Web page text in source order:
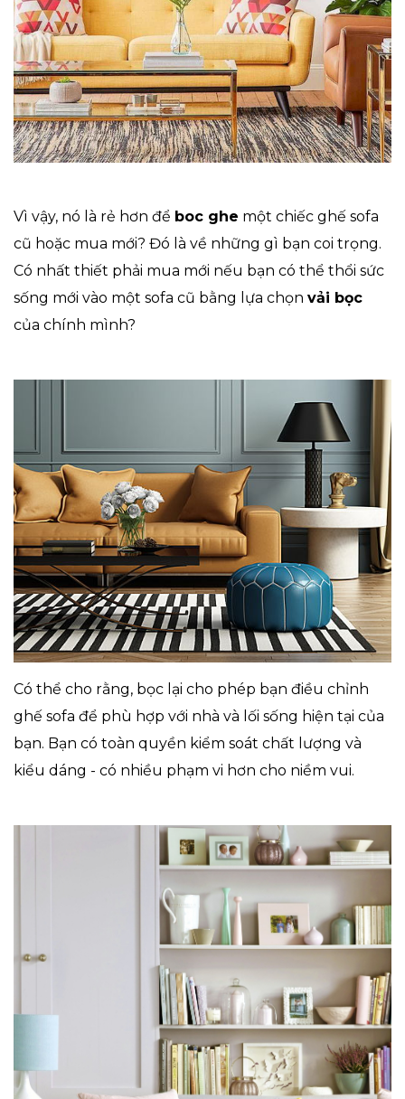
Vì vậy, nó là rẻ hơn để boc ghe một chiếc ghế sofa
cũ hoặc mua mới? Đó là về những gì bạn coi trọng.
Có nhất thiết phải mua mới nếu bạn có thể thổi sức
sống mới vào một sofa cũ bằng lựa chọn vải bọc
của chính mình?
Có thể cho rằng, bọc lại cho phép bạn điều chỉnh
ghế sofa để phù hợp với nhà và lối sống hiện tại của
bạn. Bạn có toàn quyền kiểm soát chất lượng và
kiểu dáng - có nhiều phạm vi hơn cho niềm vui.